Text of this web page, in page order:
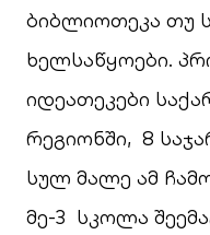
ბიბლიოთეკა თუ
ხელსაწყოები.
იდეათეკები
რეგიონში, 8
სულ მალე ამ
მე-3 სკოლა